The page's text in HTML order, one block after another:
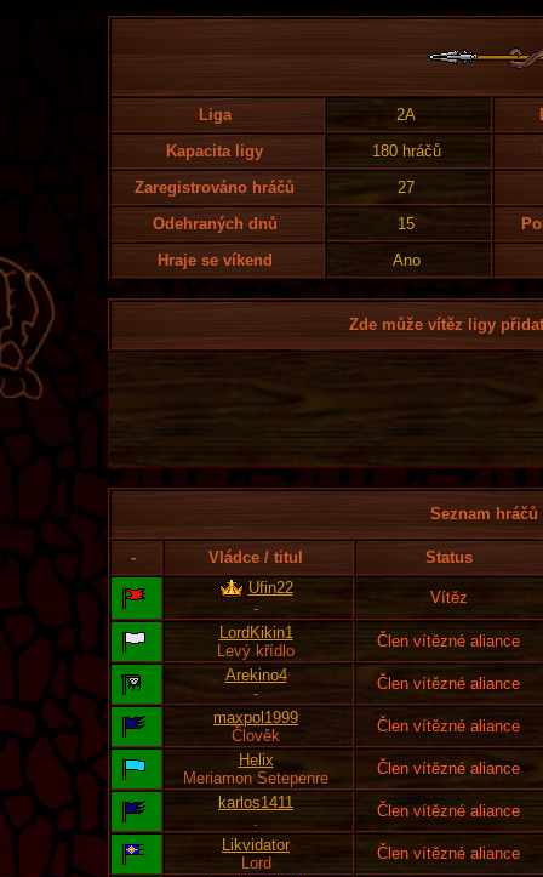
Liga 2A
Kapacita ligy
180 hráčů
Zaregistrováno hráčů
27
Odehraných dnů
15
Hraje se víkend
Ano
Zde může vítěz ligy
Seznam
- Vládce / titul
Status
Ufin22
-
Vítěz
LordKikin1
Levý křídlo
Člen vítězné aliance
Arekino4
-
Člen vítězné aliance
maxpol1999
Člověk
Člen vítězné aliance
Helix
Meriamon Setepenre
Člen vítězné aliance
karlos1411
.
Člen vítězné aliance
Likvidator
Lord
Člen vítězné aliance